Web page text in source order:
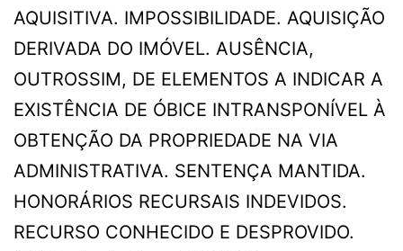
AQUISITIVA. IMPOSSIBILIDADE. AQUISIÇÃO
DERIVADA DO IMÓVEL. AUSÊNCIA,
OUTROSSIM, DE ELEMENTOS A INDICAR A
EXISTÊNCIA DE ÓBICE INTRANSPONÍVEL À
OBTENÇÃO DA PROPRIEDADE NA VIA
ADMINISTRATIVA. SENTENÇA MANTIDA.
HONORÁRIOS RECURSAIS INDEVIDOS.
RECURSO CONHECIDO E DESPROVIDO.